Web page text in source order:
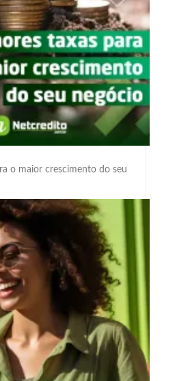
o maior crescimento do seu